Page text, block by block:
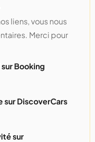
liens, vous nous
Merci pour
Booking
sur DiscoverCars
sur